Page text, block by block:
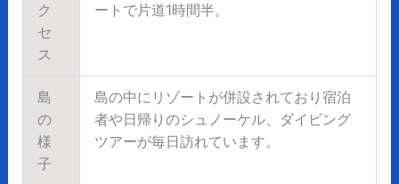
ク
セ
ス
ートで片道1時間半。
島
の
様
子
島の中にリゾートが併設されており宿泊
者や日帰りのシュノーケル、ダイビング
ツアーが毎日訪れています。